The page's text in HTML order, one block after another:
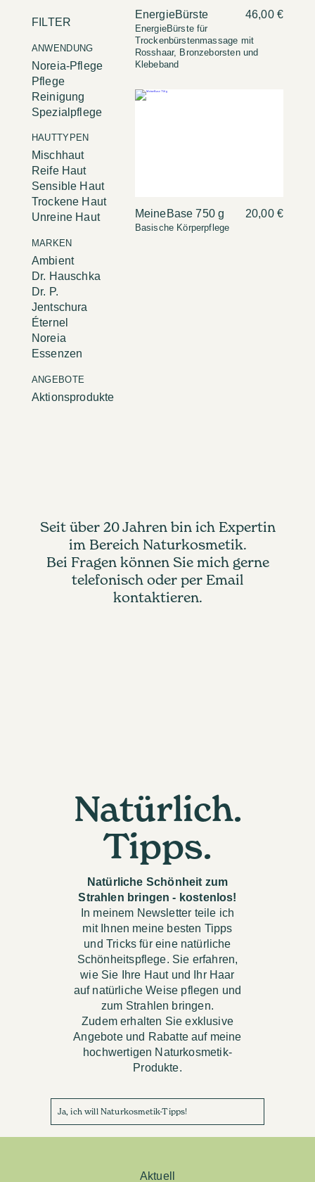
FILTER
ANWENDUNG
Noreia-Pflege
Pflege
Reinigung
Spezialpflege
HAUTTYPEN
Mischhaut
Reife Haut
Sensible Haut
Trockene Haut
Unreine Haut
MARKEN
Ambient
Dr. Hauschka
Dr. P.
Jentschura
Éternel
Noreia
Essenzen
ANGEBOTE
Aktionsprodukte
EnergieBürste 46,00 €
EnergieBürste für
Trockenbürstenmassage mit
Rosshaar, Bronzeborsten und
Klebeband
MeineBase 750 g 20,00 €
Basische Körperpflege
Seit über 20 Jahren bin ich Expertin
im Bereich Naturkosmetik.
Bei Fragen können Sie mich gerne
telefonisch oder per Email
kontaktieren.
Natürlich.
Tipps.
Natürliche Schönheit zum
Strahlen bringen - kostenlos!
In meinem Newsletter teile ich
mit Ihnen meine besten Tipps
und Tricks für eine natürliche
Schönheitspflege. Sie erfahren,
wie Sie Ihre Haut und Ihr Haar
auf natürliche Weise pflegen und
zum Strahlen bringen.
Zudem erhalten Sie exklusive
Angebote und Rabatte auf meine
hochwertigen Naturkosmetik-
Produkte.
Ja, ich will Naturkosmetik-Tipps!
Aktuell